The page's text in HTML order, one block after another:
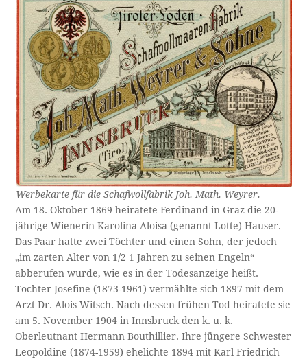
Werbekarte für die Schafwollfabrik Joh. Math. Weyrer.
Am 18. Oktober 1869 heiratete Ferdinand in Graz die 20-
jährige Wienerin Karolina Aloisa (genannt Lotte) Hauser.
Das Paar hatte zwei Töchter und einen Sohn, der jedoch
„im zarten Alter von 1/2 1 Jahren zu seinen Engeln“
abberufen wurde, wie es in der Todesanzeige heißt.
Tochter Josefine (1873-1961) vermählte sich 1897 mit dem
Arzt Dr. Alois Witsch. Nach dessen frühen Tod heiratete sie
am 5. November 1904 in Innsbruck den k. u. k.
Oberleutnant Hermann Bouthillier. Ihre jüngere Schwester
Leopoldine (1874-1959) ehelichte 1894 mit Karl Friedrich